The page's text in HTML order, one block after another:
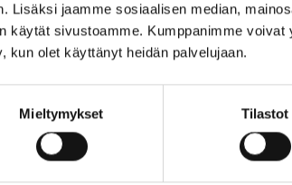
Lisäksi jaamme sosiaalisen median,
käytät sivustoamme. Kumppanimme voivat
kun olet käyttänyt heidän palvelujaan.
Mieltymykset Tilastot